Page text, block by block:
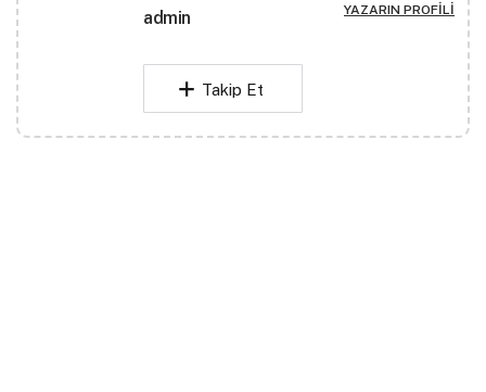
admin YAZARIN PROFILI
Takip Et